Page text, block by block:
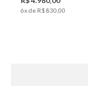
6x de R$830 00